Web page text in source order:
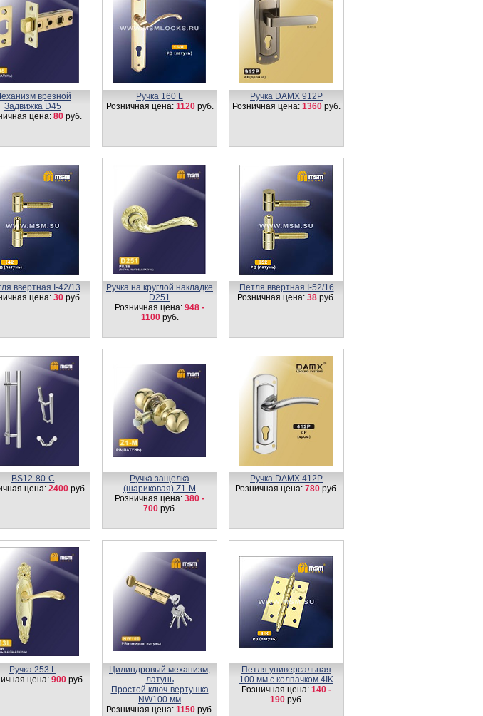
врезной
Задвижка D45
цена: 80 руб.
Ручка 160 L
Розничная цена: 1120руб.
Ручка DAMX 912Р
Розничная цена: 1360 руб.
ввертная I-42/13
цена: 30 руб.
Ручка на круглой накладке
D251
Розничная цена: 948 -
1100руб.
Петля ввертная I-52/16
Розничная цена: 38 руб.
BS12-80-С
цена: 2400 руб.
Ручка защелка
(шариковая) Z1-M
Розничная цена: 380 -
700руб.
Ручка DAMX 412P
Розничная цена: 780руб.
Ручка 253 L
цена: 900руб.
Цилиндровый механизм,
латунь
Простой ключ-вертушка
NW100 мм
Розничная цена: 1150руб.
Петля универсальная
100 мм с колпачком 4IK
Розничная цена: 140 -
190руб.